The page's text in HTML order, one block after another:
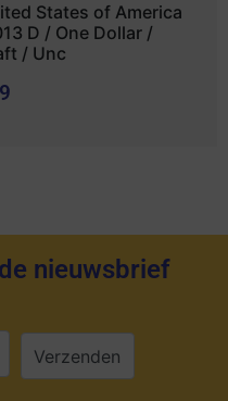
States of America
D / One Dollar /
/ Unc
nieuwsbrief